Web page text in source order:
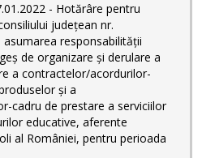
- Hotărâre pentru
județean nr.
asumarea responsabilității
de organizare şi derulare a
a contractelor/acordurilor-
şi a
cadru de prestare a serviciilor
educative, aferente
al României, pentru perioada